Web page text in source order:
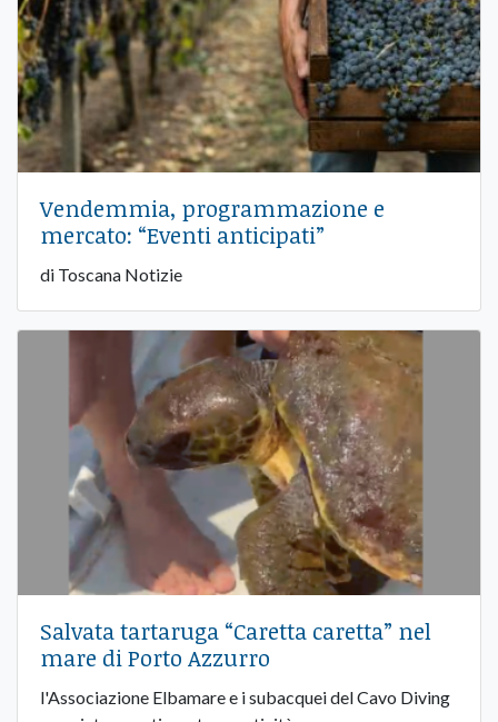
Vendemmia, programmazione e
mercato: “Eventi anticipati”
di Toscana Notizie
Salvata tartaruga “Caretta caretta” nel
mare di Porto Azzurro
l'Associazione Elbamare e i subacquei del Cavo Diving